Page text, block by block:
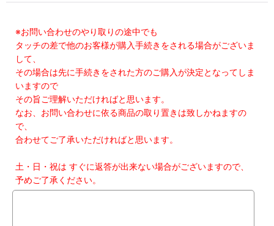
※お問い合わせのやり取りの途中でも
タッチの差で他のお客様が購入手続きをされる場合がございま
して、
その場合は先に手続きをされた方のご購入が決定となってしま
いますので
その旨ご理解いただければと思います。
なお、お問い合わせに依る商品の取り置きは致しかねますの
で、
合わせてご了承いただければと思います。
土・日・祝は すぐに返答が出来ない場合がございますので、
予めご了承ください。